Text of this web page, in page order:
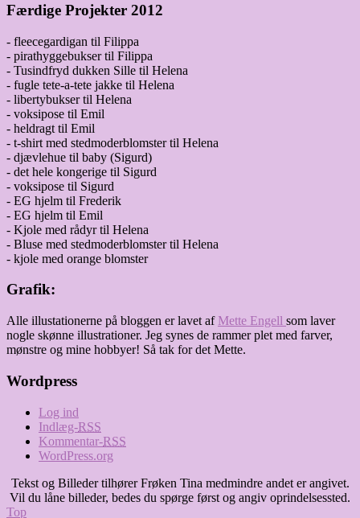
Færdige Projekter 2012
- fleecegardigan til Filippa
- pirathyggebukser til Filippa
- Tusindfryd dukken Sille til Helena
- fugle tete-a-tete jakke til Helena
- libertybukser til Helena
- voksipose til Emil
- heldragt til Emil
- t-shirt med stedmoderblomster til Helena
- djævlehue til baby (Sigurd)
- det hele kongerige til Sigurd
- voksipose til Sigurd
- EG hjelm til Frederik
- EG hjelm til Emil
- Kjole med rådyr til Helena
- Bluse med stedmoderblomster til Helena
- kjole med orange blomster
Grafik:
Alle illustationerne på bloggen er lavet af Mette Engell som laver
nogle skønne illustrationer. Jeg synes de rammer plet med farver,
mønstre og mine hobbyer! Så tak for det Mette.
Wordpress
Log ind
Indlæg-RSS
Kommentar-RSS
WordPress.org
Tekst og Billeder tilhører Frøken Tina medmindre andet er angivet.
Vil du låne billeder, bedes du spørge først og angiv oprindelsessted.
Top